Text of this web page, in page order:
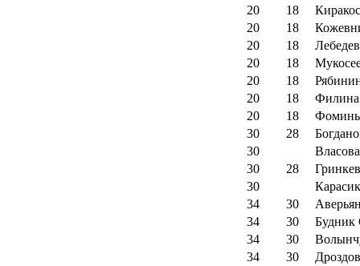
20
18
20
18
20
18
20
18
20
18
20
18
Филина
20
18
30
28
30
30
28
30
34
30
34
30
Будник
34
30
34
30